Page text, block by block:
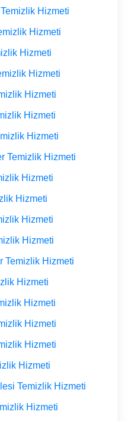
Hizmeti
Hizmeti
Hizmeti
Hizmeti
Hizmeti
Hizmeti
Hizmeti
Temizlik Hizmeti
Hizmeti
Hizmeti
Hizmeti
Hizmeti
Temizlik Hizmeti
Hizmeti
Hizmeti
Hizmeti
Hizmeti
Hizmeti
Temizlik Hizmeti
Hizmeti